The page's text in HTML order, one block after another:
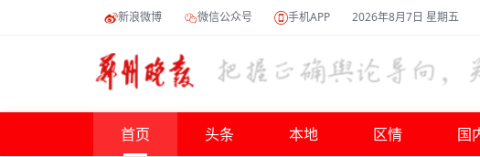
新浪微博 微信公众号 手机APP 2026年8月7日 星期五
首页 头条 本地 区情 国